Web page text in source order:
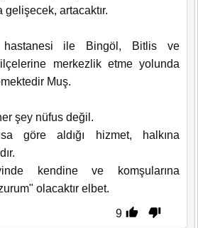
gelişecek, artacaktır.
hastanesi ile Bingöl, Bitlis ve
merkezlik etme yolunda
Muş.
şey nüfus değil.
göre aldığı hizmet, halkına
kendine ve komşularına
olacaktır elbet.
9